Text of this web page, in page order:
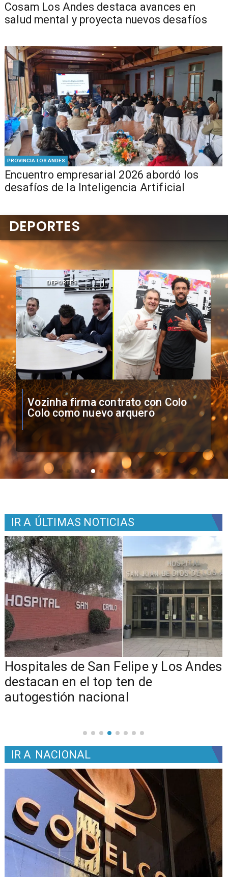
Cosam Los Andes destaca avances en
salud mental y proyecta nuevos desafíos
PROVINCIA LOS ANDES
Encuentro empresarial 2026 abordó los
desafíos de la Inteligencia Artificial
O'Higgins cae por penales ante
Boca Juniors en Copa
Sudamericana
DEPORTES
DEPORTES
IR A ÚLTIMAS NOTICIAS
Hospitales de San Felipe y Los Andes
destacan en el top ten de
autogestión nacional
IR A NACIONAL